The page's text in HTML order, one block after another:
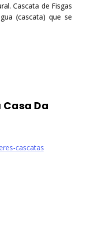
Cascata de Fisgas
(cascata) que se
Casa Da